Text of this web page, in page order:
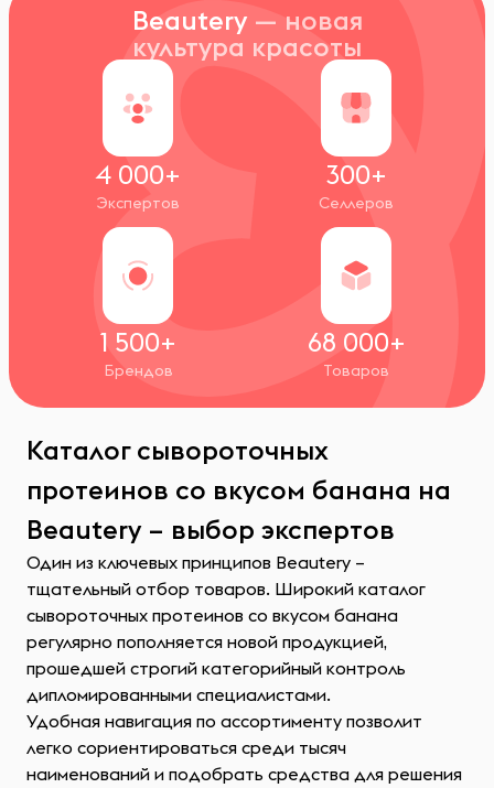
Beautery — новая
культура красоты
4 000+
Экспертов
300+
Селлеров
1 500+
Брендов
68 000+
Товаров
Каталог сывороточных
протеинов со вкусом банана на
Beautery – выбор экспертов
Один из ключевых принципов Beautery –
тщательный отбор товаров. Широкий каталог
сывороточных протеинов со вкусом банана
регулярно пополняется новой продукцией,
прошедшей строгий категорийный контроль
дипломированными специалистами.
Удобная навигация по ассортименту позволит
легко сориентироваться среди тысяч
наименований и подобрать средства для решения